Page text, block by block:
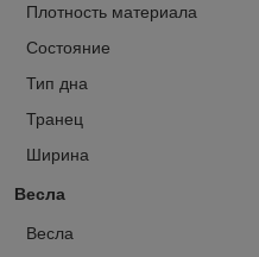
Плотность материала
Состояние
Тип дна
Транец
Ширина
Весла
Весла